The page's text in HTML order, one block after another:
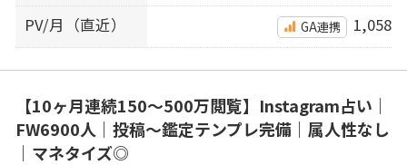
PV/月（直近）
GA連携 1,058
【10ヶ月連続150〜500万閲覧】Instagram占い｜
FW6900人｜投稿〜鑑定テンプレ完備｜属人性なし
｜マネタイズ◎